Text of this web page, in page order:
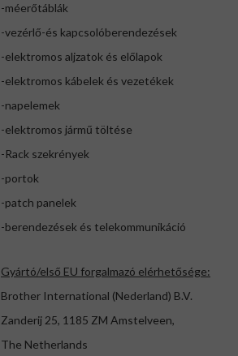
-méerőtáblák
-vezérlő-és kapcsolóberendezések
-elektromos aljzatok és előlapok
-elektromos kábelek és vezetékek
-napelemek
-elektromos jármű töltése
-Rack szekrények
-portok
-patch panelek
-berendezések és telekommunikáció
Gyártó/első EU forgalmazó elérhetősége:
Brother International (Nederland) B.V.
Zanderij 25, 1185 ZM Amstelveen,
The Netherlands